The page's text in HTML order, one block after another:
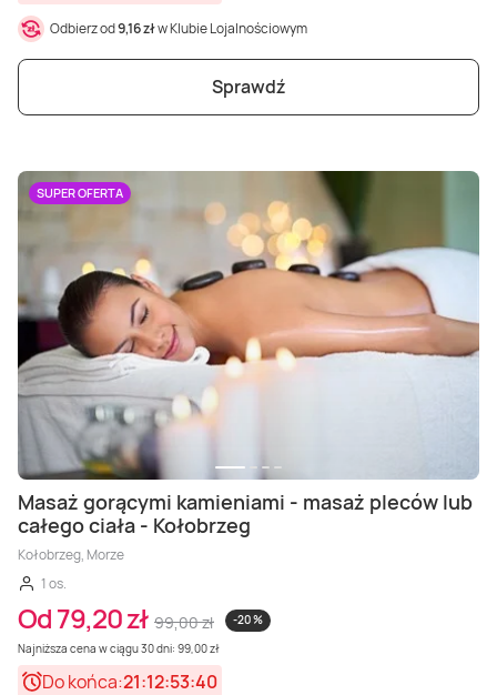
Odbierz od9,16 złw Klubie Lojalnościowym
Sprawdź
SUPER OFERTA
Masaż gorącymi kamieniami - masaż pleców lub
całego ciała - Kołobrzeg
Kołobrzeg, Morze
1 os.
Od 79,20 zł 99,00 zł
-20 %
Najniższa cena w ciągu 30 dni: 99,00 zł
Do końca:21:12:53:38